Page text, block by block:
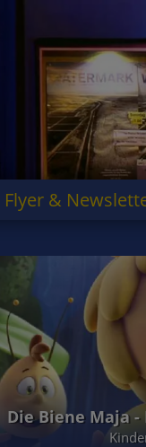
Flyer &
Die Biene Maja